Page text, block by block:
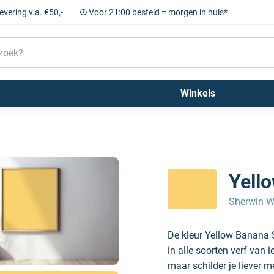
v.a. €50,- Voor 21:00 besteld = morgen in huis*
Winkels
Sherwin
De kleur Yellow
in alle soorten verf van
maar schilder je liever